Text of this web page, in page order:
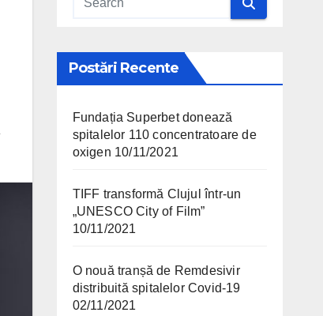
Postări Recente
Fundația Superbet donează
spitalelor 110 concentratoare de
oxigen 10/11/2021
TIFF transformă Clujul într-un
„UNESCO City of Film”
10/11/2021
O nouă tranșă de Remdesivir
distribuită spitalelor Covid-19
02/11/2021